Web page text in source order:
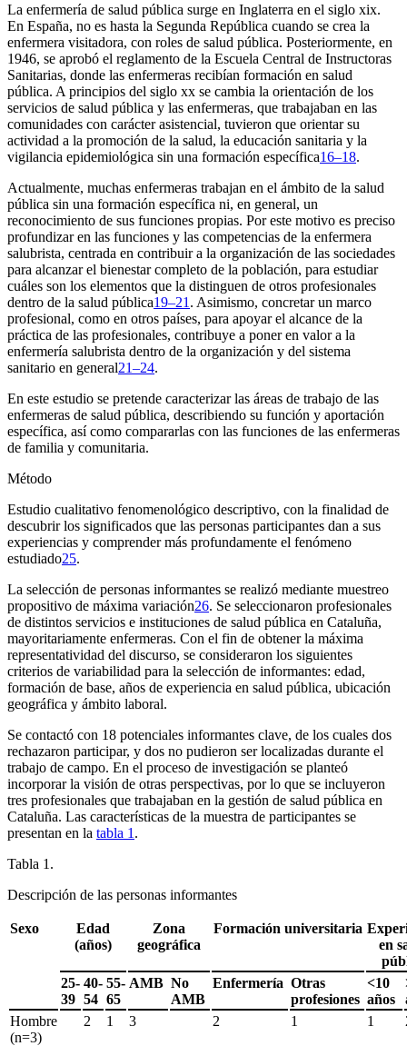
La enfermería de salud pública surge en Inglaterra en el siglo xix.
En España, no es hasta la Segunda República cuando se crea la
enfermera visitadora, con roles de salud pública. Posteriormente, en
1946, se aprobó el reglamento de la Escuela Central de Instructoras
Sanitarias, donde las enfermeras recibían formación en salud
pública. A principios del siglo xx se cambia la orientación de los
servicios de salud pública y las enfermeras, que trabajaban en las
comunidades con carácter asistencial, tuvieron que orientar su
actividad a la promoción de la salud, la educación sanitaria y la
vigilancia epidemiológica sin una formación específica16–18.
Actualmente, muchas enfermeras trabajan en el ámbito de la salud
pública sin una formación específica ni, en general, un
reconocimiento de sus funciones propias. Por este motivo es preciso
profundizar en las funciones y las competencias de la enfermera
salubrista, centrada en contribuir a la organización de las sociedades
para alcanzar el bienestar completo de la población, para estudiar
cuáles son los elementos que la distinguen de otros profesionales
dentro de la salud pública19–21 . Asimismo, concretar un marco
profesional, como en otros países, para apoyar el alcance de la
práctica de las profesionales, contribuye a poner en valor a la
enfermería salubrista dentro de la organización y del sistema
sanitario en general21–24.
En este estudio se pretende caracterizar las áreas de trabajo de las
enfermeras de salud pública, describiendo su función y aportación
específica, así como compararlas con las funciones de las enfermeras
de familia y comunitaria.
Método
Estudio cualitativo fenomenológico descriptivo, con la finalidad de
descubrir los significados que las personas participantes dan a sus
experiencias y comprender más profundamente el fenómeno
estudiado25.
La selección de personas informantes se realizó mediante muestreo
propositivo de máxima variación26. Se seleccionaron profesionales
de distintos servicios e instituciones de salud pública en Cataluña,
mayoritariamente enfermeras. Con el fin de obtener la máxima
representatividad del discurso, se consideraron los siguientes
criterios de variabilidad para la selección de informantes: edad,
formación de base, años de experiencia en salud pública, ubicación
geográfica y ámbito laboral.
Se contactó con 18 potenciales informantes clave, de los cuales dos
rechazaron participar, y dos no pudieron ser localizadas durante el
trabajo de campo. En el proceso de investigación se planteó
incorporar la visión de otras perspectivas, por lo que se incluyeron
tres profesionales que trabajaban en la gestión de salud pública en
Cataluña. Las características de la muestra de participantes se
presentan en la tabla 1 .
Tabla 1.
Descripción de las personas informantes
Sexo
Edad
(años)
Zona
geográfica
Formación universitaria
en
25-
39
40-
54
55-
65
AMB No
AMB
Enfermería Otras
profesiones
<10
años
Hombre
(n=3)
2 1 3 2 1 1